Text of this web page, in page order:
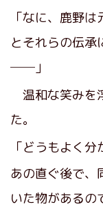
「なに、鹿野
とそれらの伝承
──」
温和な笑みを
た。
「どうもよく
あの直ぐ後で、
いた物があるの